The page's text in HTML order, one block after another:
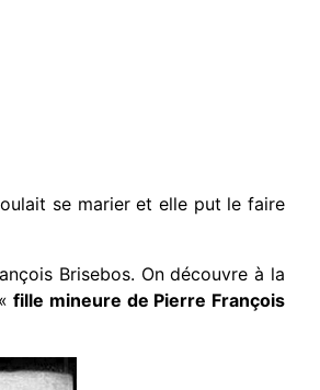
se marier et elle put le faire
Brisebos. On découvre à la
fille mineure de Pierre François